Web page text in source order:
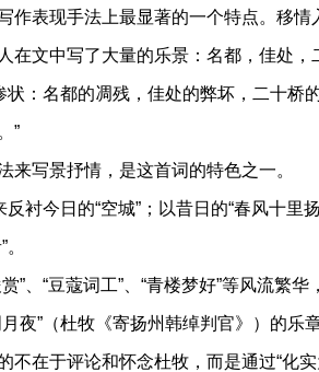
表现手法上最显著的一个特点。移情
在文中写了大量的乐景：名都，佳处
状：名都的凋残，佳处的弊坏，二十
”
写景抒情，是这首词的特色之一。
衬今日的“空城”；以昔日的“春风十里
、“豆蔻词工”、“青楼梦好”等风流繁
夜”（杜牧《寄扬州韩绰判官》）的乐
不在于评论和怀念杜牧，而是通过“化